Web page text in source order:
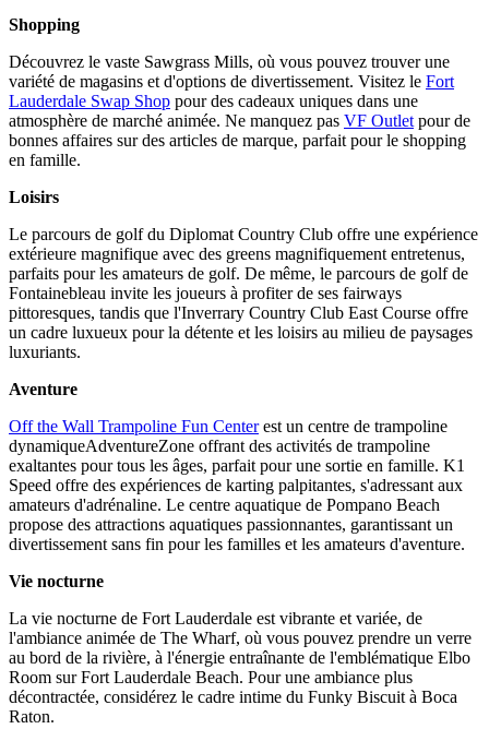
Shopping
Découvrez le vaste Sawgrass Mills, où vous pouvez trouver une
variété de magasins et d'options de divertissement. Visitez le Fort
Lauderdale Swap Shop pour des cadeaux uniques dans une
atmosphère de marché animée. Ne manquez pas VF Outlet pour de
bonnes affaires sur des articles de marque, parfait pour le shopping
en famille.
Loisirs
Le parcours de golf du Diplomat Country Club offre une expérience
extérieure magnifique avec des greens magnifiquement entretenus,
parfaits pour les amateurs de golf. De même, le parcours de golf de
Fontainebleau invite les joueurs à profiter de ses fairways
pittoresques, tandis que l'Inverrary Country Club East Course offre
un cadre luxueux pour la détente et les loisirs au milieu de paysages
luxuriants.
Aventure
Off the Wall Trampoline Fun Centerest un centre de trampoline
dynamiqueAdventureZone offrant des activités de trampoline
exaltantes pour tous les âges, parfait pour une sortie en famille. K1
Speed offre des expériences de karting palpitantes, s'adressant aux
amateurs d'adrénaline. Le centre aquatique de Pompano Beach
propose des attractions aquatiques passionnantes, garantissant un
divertissement sans fin pour les familles et les amateurs d'aventure.
Vie nocturne
La vie nocturne de Fort Lauderdale est vibrante et variée, de
l'ambiance animée de The Wharf, où vous pouvez prendre un verre
au bord de la rivière, à l'énergie entraînante de l'emblématique Elbo
Room sur Fort Lauderdale Beach. Pour une ambiance plus
décontractée, considérez le cadre intime du Funky Biscuit à Boca
Raton.